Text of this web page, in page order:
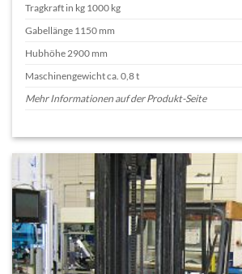
Tragkraft in kg 1000 kg
Gabellänge 1150 mm
Hubhöhe 2900 mm
Maschinengewicht ca. 0,8 t
Mehr Informationen auf der Produkt-Seite